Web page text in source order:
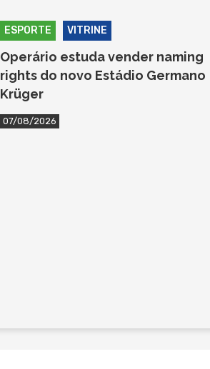
ESPORTE VITRINE
Operário estuda vender naming
rights do novo Estádio Germano
Krüger
07/08/2026